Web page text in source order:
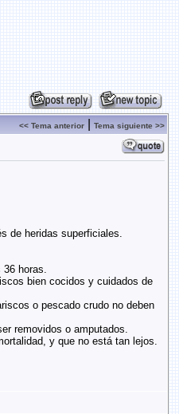
<< Tema anterior| Tema siguiente >>
de heridas superficiales.
36 horas.
bien cocidos y cuidados de
o pescado crudo no deben
removidos o amputados.
y que no está tan lejos.